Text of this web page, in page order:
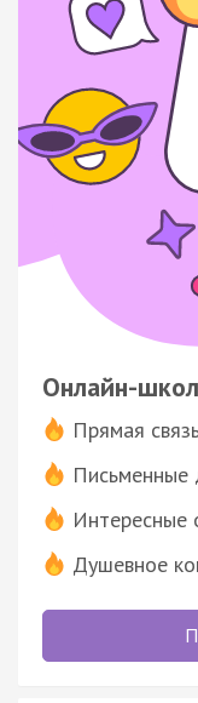
Онлайн-
Прямая
Письменные
Интересные
Душевное